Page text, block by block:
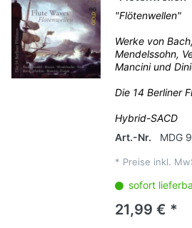
"Flötenwellen"
Werke von
Mendelssohn,
Mancini und
Die 14 Berliner
Hybrid-SACD
Art.-Nr.
MDG
* Preise inkl.
sofort
21,99 € *